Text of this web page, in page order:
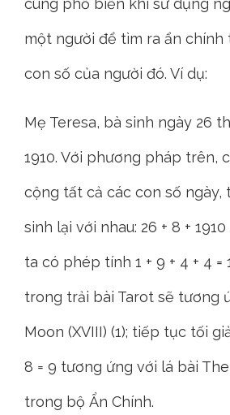
cùng phổ biến khi sử dụng
một người để tìm ra ẩn chính
con số của người đó. Ví dụ:
Mẹ Teresa, bà sinh ngày 26
1910. Với phương pháp trên,
cộng tất cả các con số ngày,
sinh lại với nhau: 26 + 8 +
ta có phép tính 1 + 9 + 4 + 4 =
trong trải bài Tarot sẽ tương
Moon (XVIII) (1); tiếp tục tối
8 = 9 tương ứng với lá bài The
trong bộ Ẩn Chính.